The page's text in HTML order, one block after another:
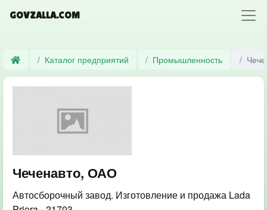
GOVZALLA.COM
Каталог предприятий Промышленность
Чеченавто, ОАО
Автосборочный завод. Изготовление и продажа Lada